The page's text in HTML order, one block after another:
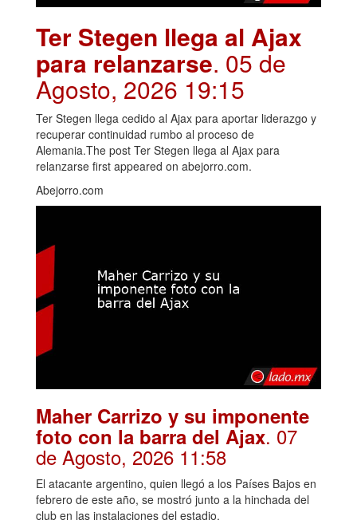
Ter Stegen llega al Ajax
para relanzarse. 05 de
Agosto, 2026 19:15
Ter Stegen llega cedido al Ajax para aportar liderazgo y
recuperar continuidad rumbo al proceso de
Alemania.The post Ter Stegen llega al Ajax para
relanzarse first appeared on abejorro.com.
Abejorro.com
Maher Carrizo y su imponente
foto con la barra del Ajax. 07
de Agosto, 2026 11:58
El atacante argentino, quien llegó a los Países Bajos en
febrero de este año, se mostró junto a la hinchada del
club en las instalaciones del estadio.